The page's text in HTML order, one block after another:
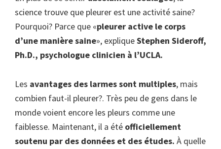
science trouve que pleurer est une activité saine?
Pourquoi? Parce que «pleurer active le corps
d’une manière saine», expliqueStephen Sideroff,
Ph.D., psychologue clinicien à l’UCLA.
Les avantages des larmes sont multiples, mais
combien faut-il pleurer?. Très peu de gens dans le
monde voient encore les pleurs comme une
faiblesse. Maintenant, il a été officiellement
soutenu par des données et des études. À quelle